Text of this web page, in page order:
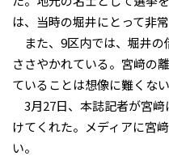
は、当時の堀井にとって非
また、9区内では、堀井の
ささやかれている。宮﨑の
ていることは想像に難くない
3月27日、本誌記者が宮﨑
けてくれた。メディアに宮
い。